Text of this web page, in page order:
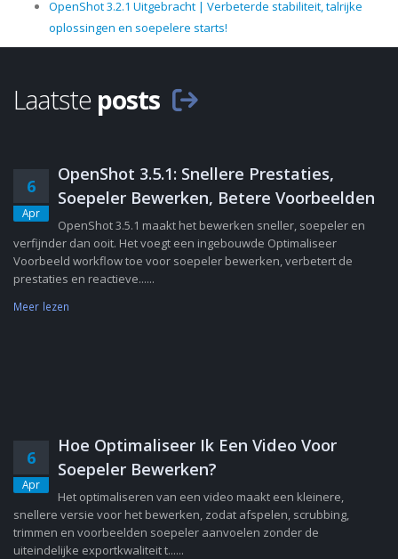
OpenShot 3.2.1 Uitgebracht | Verbeterde stabiliteit, talrijke
oplossingen en soepelere starts!
Laatste posts
6
Apr
OpenShot 3.5.1: Snellere Prestaties,
Soepeler Bewerken, Betere Voorbeelden
OpenShot 3.5.1 maakt het bewerken sneller, soepeler en
verfijnder dan ooit. Het voegt een ingebouwde Optimaliseer
Voorbeeld workflow toe voor soepeler bewerken, verbetert de
prestaties en reactieve......
Meer lezen
6
Apr
Hoe Optimaliseer Ik Een Video Voor
Soepeler Bewerken?
Het optimaliseren van een video maakt een kleinere,
snellere versie voor het bewerken, zodat afspelen, scrubbing,
trimmen en voorbeelden soepeler aanvoelen zonder de
uiteindelijke exportkwaliteit t......